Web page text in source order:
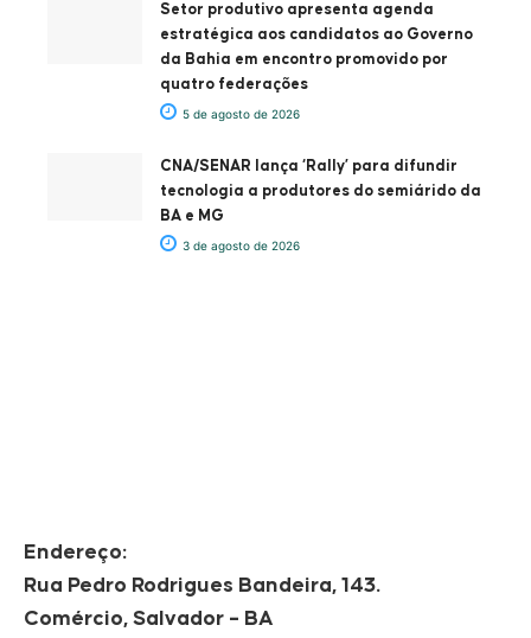
Setor produtivo apresenta agenda
estratégica aos candidatos ao Governo
da Bahia em encontro promovido por
quatro federações
5 de agosto de 2026
CNA/SENAR lança ‘Rally’ para difundir
tecnologia a produtores do semiárido da
BA e MG
3 de agosto de 2026
Endereço:
Rua Pedro Rodrigues Bandeira, 143.
Comércio, Salvador – BA